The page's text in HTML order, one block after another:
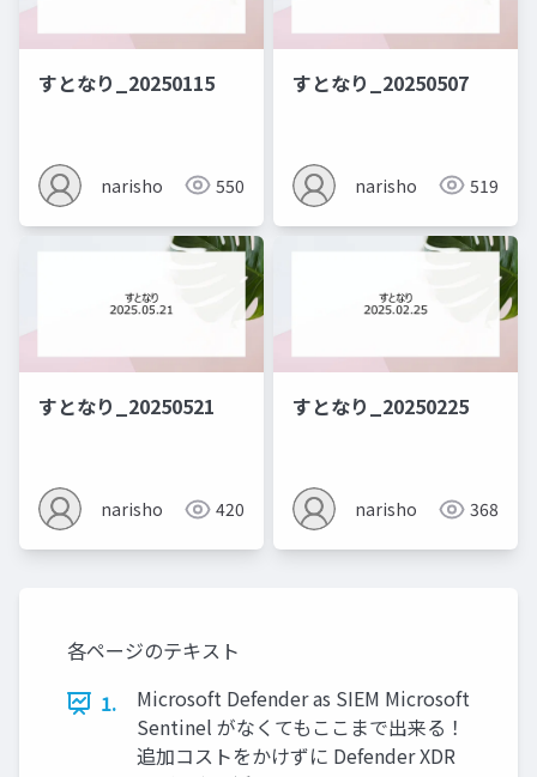
すとなり_20250115
narisho 550
すとなり_20250507
narisho 519
すとなり_20250521
narisho 420
すとなり_20250225
narisho 368
各ページのテキスト
1.
Microsoft Defender as SIEM Microsoft
Sentinel がなくてもここまで出来る！
追加コストをかけずに Defender XDR